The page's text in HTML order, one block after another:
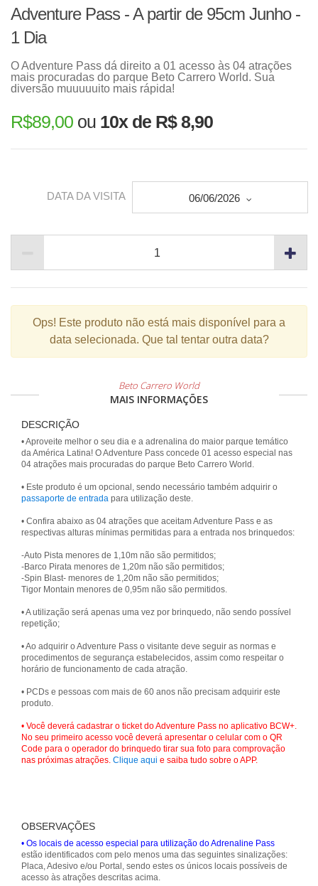
Adventure Pass - A partir de 95cm Junho -
1 Dia
O Adventure Pass dá direito a 01 acesso às 04 atrações
mais procuradas do parque Beto Carrero World. Sua
diversão muuuuuito mais rápida!
R$89,00 ou 10x de R$ 8,90
DATA DA VISITA 06/06/2026
Ops! Este produto não está mais disponível para a
data selecionada. Que tal tentar outra data?
Beto Carrero World
MAIS INFORMAÇÕES
DESCRIÇÃO
• Aproveite melhor o seu dia e a adrenalina do maior parque temático
da América Latina! O Adventure Pass concede 01 acesso especial nas
04 atrações mais procuradas do parque Beto Carrero World.
• Este produto é um opcional, sendo necessário também adquirir o
passaporte de entrada para utilização deste.
• Confira abaixo as 04 atrações que aceitam Adventure Pass e as
respectivas alturas mínimas permitidas para a entrada nos brinquedos:
-Auto Pista menores de 1,10m não são permitidos;
-Barco Pirata menores de 1,20m não são permitidos;
-Spin Blast- menores de 1,20m não são permitidos;
Tigor Montain menores de 0,95m não são permitidos.
• A utilização será apenas uma vez por brinquedo, não sendo possível
repetição;
• Ao adquirir o Adventure Pass o visitante deve seguir as normas e
procedimentos de segurança estabelecidos, assim como respeitar o
horário de funcionamento de cada atração.
• PCDs e pessoas com mais de 60 anos não precisam adquirir este
produto.
• Você deverá cadastrar o ticket do Adventure Pass no aplicativo BCW+.
No seu primeiro acesso você deverá apresentar o celular com o QR
Code para o operador do brinquedo tirar sua foto para comprovação
nas próximas atrações. Clique aqui e saiba tudo sobre o APP.
OBSERVAÇÕES
• Os locais de acesso especial para utilização do Adrenaline Pass
estão identificados com pelo menos uma das seguintes sinalizações:
Placa, Adesivo e/ou Portal, sendo estes os únicos locais possíveis de
acesso às atrações descritas acima.